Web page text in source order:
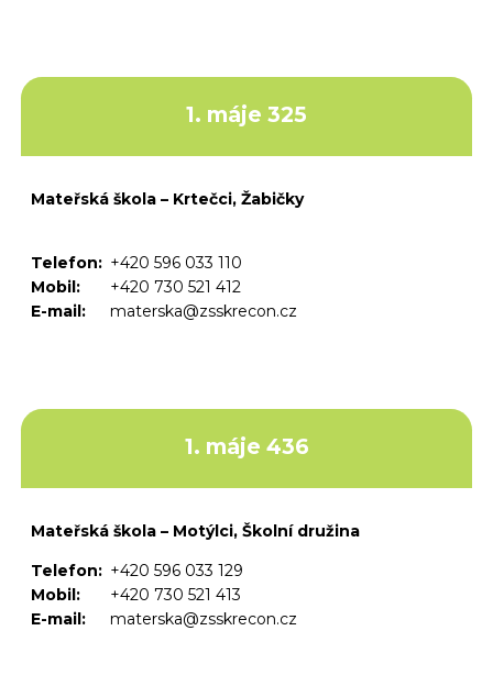
1. máje 325
Mateřská škola – Krtečci, Žabičky
Telefon: +420 596 033 110
Mobil:
+420 730 521 412
E-mail:
materska@zsskrecon.cz
1. máje 436
Mateřská škola – Motýlci, Školní družina
Telefon: +420 596 033 129
Mobil:
+420 730 521 413
E-mail:
materska@zsskrecon.cz